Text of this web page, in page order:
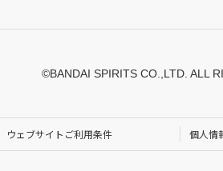
©BANDAI SPIRITS CO.,LTD. ALL
ウェブサイトご利用条件 個人情